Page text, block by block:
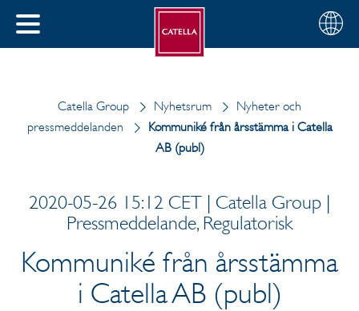
STÄNG
Välj
din
Svenska
Catella Group Nyhetsrum
Nyheter och
pressmeddelanden
Kommuniké från årsstämma i Catella
AB (publ)
2020-05-26 15:12 CET | Catella Group |
Pressmeddelande, Regulatorisk
Kommuniké från årsstämma
i Catella AB (publ)